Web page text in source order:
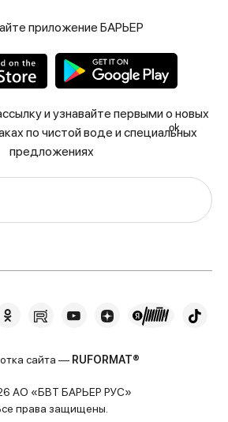
приложение БАРЬЕР
и узнавайте первыми о новых
по чистой воде и специальных
предложениях
ok
сайта — RUFORMAT®
АО «БВТ БАРЬЕР РУС»
права защищены.